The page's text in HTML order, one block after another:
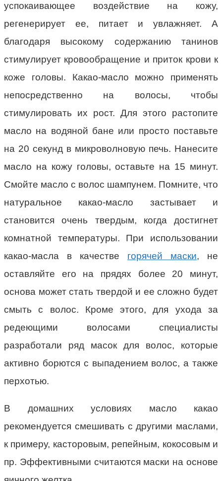
успокаивающее воздействие на кожу,
регенерирует ее, питает и увлажняет. А
благодаря высокому содержанию танинов
стимулирует кровообращение и приток крови к
коже головы. Какао-масло можно применять
непосредственно на волосы, чтобы
стимулировать их рост. Для этого растопите
масло на водяной бане или просто поставьте
на 20 секунд в микроволновую печь. Нанесите
масло на кожу головы, оставьте на 15 минут.
Смойте масло с волос шампунем. Помните, что
натуральное какао-масло застывает и
становится очень твердым, когда достигнет
комнатной температуры. При использовании
какао-масла в качестве горячей маски, не
оставляйте его на прядях более 20 минут,
основа может стать твердой и ее сложно будет
смыть с волос. Кроме этого, для ухода за
редеющими волосами специалисты
разработали ряд масок для волос, которые
активно борются с выпадением волос, а также
перхотью.
В домашних условиях масло какао
рекомендуется смешивать с другими маслами,
к примеру, касторовым, репейным, кокосовым и
пр. Эффективными считаются маски на основе